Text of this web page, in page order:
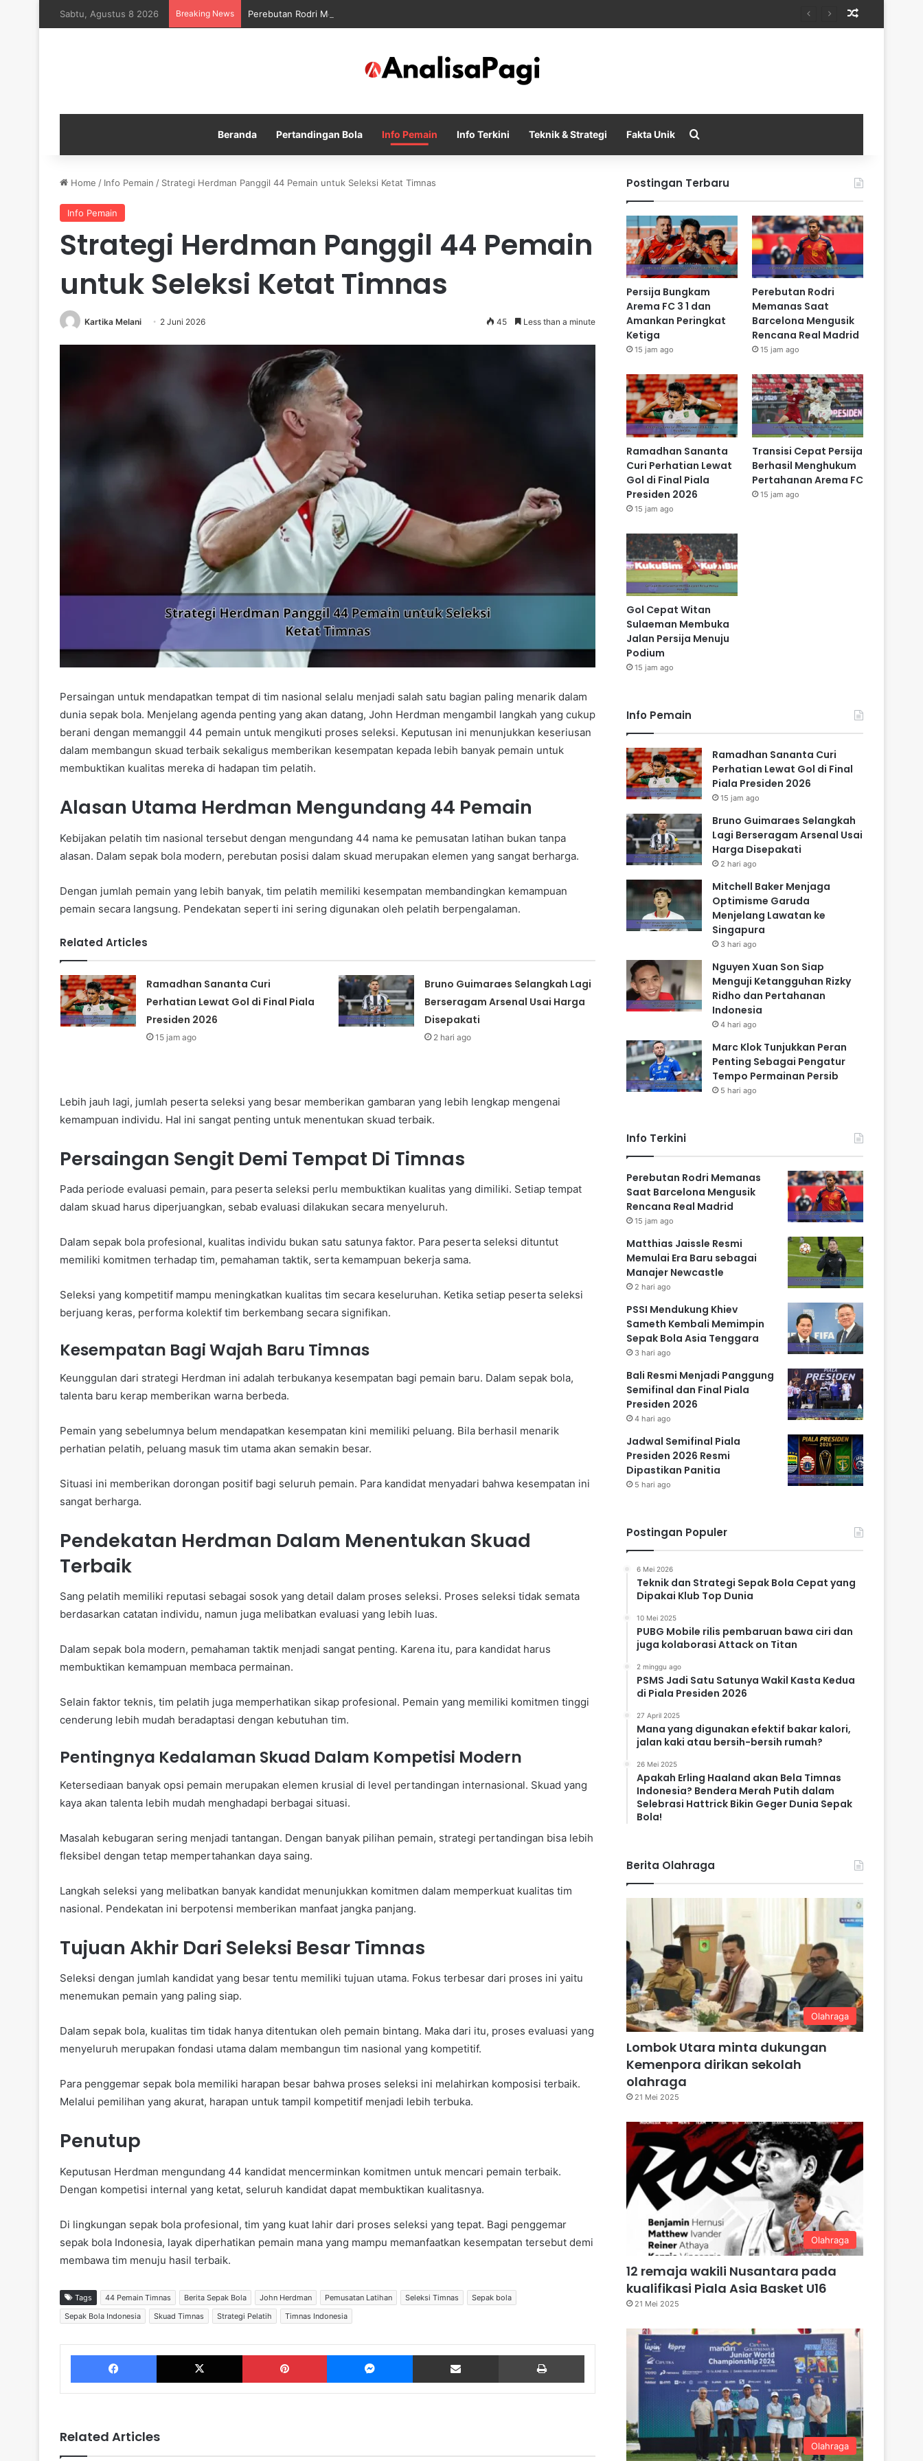
Sabtu, Agustus 8 2026 Breaking News Perebutan Rodri Memanas Saat Barcelona Mengusik Rencana Real Madrid
Beranda Pertandingan Bola Info Pemain Info Terkini Teknik & Strategi Fakta Unik
Home / Info Pemain / Strategi Herdman Panggil 44 Pemain untuk Seleksi Ketat Timnas
Info Pemain
Strategi Herdman Panggil 44 Pemain
untuk Seleksi Ketat Timnas
Kartika Melani 2 Juni 2026 45 Less than a minute
Persaingan untuk mendapatkan tempat di tim nasional selalu menjadi salah satu bagian paling menarik dalam
dunia sepak bola. Menjelang agenda penting yang akan datang, John Herdman mengambil langkah yang cukup
berani dengan memanggil 44 pemain untuk mengikuti proses seleksi. Keputusan ini menunjukkan keseriusan
dalam membangun skuad terbaik sekaligus memberikan kesempatan kepada lebih banyak pemain untuk
membuktikan kualitas mereka di hadapan tim pelatih.
Alasan Utama Herdman Mengundang 44 Pemain
Kebijakan pelatih tim nasional tersebut dengan mengundang 44 nama ke pemusatan latihan bukan tanpa
alasan. Dalam sepak bola modern, perebutan posisi dalam skuad merupakan elemen yang sangat berharga.
Dengan jumlah pemain yang lebih banyak, tim pelatih memiliki kesempatan membandingkan kemampuan
pemain secara langsung. Pendekatan seperti ini sering digunakan oleh pelatih berpengalaman.
Related Articles
Ramadhan Sananta Curi
Perhatian Lewat Gol di Final Piala
Presiden 2026
15 jam ago
Bruno Guimaraes Selangkah Lagi
Berseragam Arsenal Usai Harga
Disepakati
2 hari ago
Lebih jauh lagi, jumlah peserta seleksi yang besar memberikan gambaran yang lebih lengkap mengenai
kemampuan individu. Hal ini sangat penting untuk menentukan skuad terbaik.
Persaingan Sengit Demi Tempat Di Timnas
Pada periode evaluasi pemain, para peserta seleksi perlu membuktikan kualitas yang dimiliki. Setiap tempat
dalam skuad harus diperjuangkan, sebab evaluasi dilakukan secara menyeluruh.
Dalam sepak bola profesional, kualitas individu bukan satu satunya faktor. Para peserta seleksi dituntut
memiliki komitmen terhadap tim, pemahaman taktik, serta kemampuan bekerja sama.
Seleksi yang kompetitif mampu meningkatkan kualitas tim secara keseluruhan. Ketika setiap peserta seleksi
berjuang keras, performa kolektif tim berkembang secara signifikan.
Kesempatan Bagi Wajah Baru Timnas
Keunggulan dari strategi Herdman ini adalah terbukanya kesempatan bagi pemain baru. Dalam sepak bola,
talenta baru kerap memberikan warna berbeda.
Pemain yang sebelumnya belum mendapatkan kesempatan kini memiliki peluang. Bila berhasil menarik
perhatian pelatih, peluang masuk tim utama akan semakin besar.
Situasi ini memberikan dorongan positif bagi seluruh pemain. Para kandidat menyadari bahwa kesempatan ini
sangat berharga.
Pendekatan Herdman Dalam Menentukan Skuad
Terbaik
Sang pelatih memiliki reputasi sebagai sosok yang detail dalam proses seleksi. Proses seleksi tidak semata
berdasarkan catatan individu, namun juga melibatkan evaluasi yang lebih luas.
Dalam sepak bola modern, pemahaman taktik menjadi sangat penting. Karena itu, para kandidat harus
membuktikan kemampuan membaca permainan.
Selain faktor teknis, tim pelatih juga memperhatikan sikap profesional. Pemain yang memiliki komitmen tinggi
cenderung lebih mudah beradaptasi dengan kebutuhan tim.
Pentingnya Kedalaman Skuad Dalam Kompetisi Modern
Ketersediaan banyak opsi pemain merupakan elemen krusial di level pertandingan internasional. Skuad yang
kaya akan talenta lebih mudah menghadapi berbagai situasi.
Masalah kebugaran sering menjadi tantangan. Dengan banyak pilihan pemain, strategi pertandingan bisa lebih
fleksibel dengan tetap mempertahankan daya saing.
Langkah seleksi yang melibatkan banyak kandidat menunjukkan komitmen dalam memperkuat kualitas tim
nasional. Pendekatan ini berpotensi memberikan manfaat jangka panjang.
Tujuan Akhir Dari Seleksi Besar Timnas
Seleksi dengan jumlah kandidat yang besar tentu memiliki tujuan utama. Fokus terbesar dari proses ini yaitu
menemukan pemain yang paling siap.
Dalam sepak bola, kualitas tim tidak hanya ditentukan oleh pemain bintang. Maka dari itu, proses evaluasi yang
menyeluruh merupakan fondasi utama dalam membangun tim nasional yang kompetitif.
Para penggemar sepak bola memiliki harapan besar bahwa proses seleksi ini melahirkan komposisi terbaik.
Melalui pemilihan yang akurat, harapan untuk tampil kompetitif menjadi lebih terbuka.
Penutup
Keputusan Herdman mengundang 44 kandidat mencerminkan komitmen untuk mencari pemain terbaik.
Dengan kompetisi internal yang ketat, seluruh kandidat dapat membuktikan kualitasnya.
Di lingkungan sepak bola profesional, tim yang kuat lahir dari proses seleksi yang tepat. Bagi penggemar
sepak bola Indonesia, layak diperhatikan pemain mana yang mampu memanfaatkan kesempatan tersebut demi
membawa tim menuju hasil terbaik.
Tags 44 Pemain Timnas Berita Sepak Bola John Herdman Pemusatan Latihan Seleksi Timnas
Sepak bola
Sepak Bola Indonesia
Skuad Timnas Strategi Pelatih Timnas Indonesia
Facebook X Pinterest Messenger Share via Email
Related Articles
Postingan Terbaru
Persija Bungkam
Arema FC 3 1 dan
Amankan Peringkat
Ketiga
15 jam ago
Perebutan Rodri
Memanas Saat
Barcelona Mengusik
Rencana Real Madrid
15 jam ago
Ramadhan Sananta
Curi Perhatian Lewat
Gol di Final Piala
Presiden 2026
15 jam ago
Transisi Cepat Persija
Berhasil Menghukum
Pertahanan Arema FC
15 jam ago
Gol Cepat Witan
Sulaeman Membuka
Jalan Persija Menuju
Podium
15 jam ago
Info Pemain
Ramadhan Sananta Curi
Perhatian Lewat Gol di Final
Piala Presiden 2026
15 jam ago
Bruno Guimaraes Selangkah
Lagi Berseragam Arsenal Usai
Harga Disepakati
2 hari ago
Mitchell Baker Menjaga
Optimisme Garuda
Menjelang Lawatan ke
Singapura
3 hari ago
Nguyen Xuan Son Siap
Menguji Ketangguhan Rizky
Ridho dan Pertahanan
Indonesia
4 hari ago
Marc Klok Tunjukkan Peran
Penting Sebagai Pengatur
Tempo Permainan Persib
5 hari ago
Info Terkini
Perebutan Rodri Memanas
Saat Barcelona Mengusik
Rencana Real Madrid
15 jam ago
Matthias Jaissle Resmi
Memulai Era Baru sebagai
Manajer Newcastle
2 hari ago
PSSI Mendukung Khiev
Sameth Kembali Memimpin
Sepak Bola Asia Tenggara
3 hari ago
Bali Resmi Menjadi Panggung
Semifinal dan Final Piala
Presiden 2026
4 hari ago
Jadwal Semifinal Piala
Presiden 2026 Resmi
Dipastikan Panitia
5 hari ago
Postingan Populer
6 Mei 2026
Teknik dan Strategi Sepak Bola Cepat yang
Dipakai Klub Top Dunia
10 Mei 2025
PUBG Mobile rilis pembaruan bawa ciri dan
juga kolaborasi Attack on Titan
2 minggu ago
PSMS Jadi Satu Satunya Wakil Kasta Kedua
di Piala Presiden 2026
27 April 2025
Mana yang digunakan efektif bakar kalori,
jalan kaki atau bersih-bersih rumah?
26 Mei 2025
Apakah Erling Haaland akan Bela Timnas
Indonesia? Bendera Merah Putih dalam
Selebrasi Hattrick Bikin Geger Dunia Sepak
Bola!
Berita Olahraga
Olahraga
Lombok Utara minta dukungan
Kemenpora dirikan sekolah
olahraga
21 Mei 2025
Olahraga
12 remaja wakili Nusantara pada
kualifikasi Piala Asia Basket U16
21 Mei 2025
Olahraga